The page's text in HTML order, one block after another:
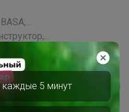
5 минут